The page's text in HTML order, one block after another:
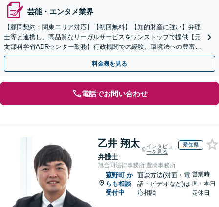
芸能・エンタメ業界
【顧問契約：関東エリア対応】【初回無料】【知的財産に強い】弁理
士等と連携し、高品質なリーガルサービスをワンストップで提供【元
文部科学省ADRセンター勤務】行政機関での経験、環境法への豊富な
知識を活かし、事業者さまの抱える問題を解決へ導きます
料金表を見る
電話でお問い合わせ
乙井 翔太
弁護士
インタビュ
ーを見る
愛知県
旭合同法律事務所 豊橋事務所
菰野町 か
らも相談
受付中
面談方法(対面・電
話・ビデオなど)は
応相談
営業時
間：本日
定休日